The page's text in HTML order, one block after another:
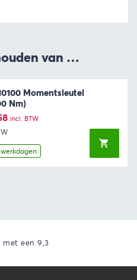
van …
Momentsleutel
Nm)
Huidige
prijs
is:
€143,58.
incl. BTW
met een 9,3